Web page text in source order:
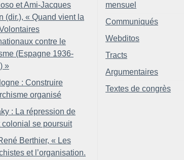
et Ami-Jacques
(dir.), « Quand vient la
contre le
(Espagne 1936-
»
: Construire
organisé
: La répression de
colonial se poursuit
Berthier, « Les
et l’organisation.
mensuel
Communiqués
Webditos
Tracts
Argumentaires
Textes de congrès